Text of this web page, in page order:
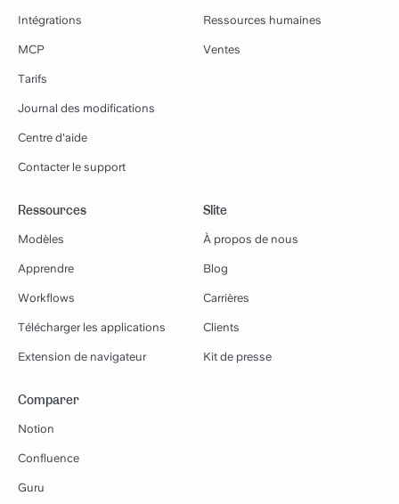
Intégrations
MCP
Tarifs
Journal des modifications
Centre d'aide
Contacter le support
Ressources humaines
Ventes
Ressources
Modèles
Apprendre
Workflows
Télécharger les applications
Extension de navigateur
Slite
À propos de nous
Blog
Carrières
Clients
Kit de presse
Comparer
Notion
Confluence
Guru